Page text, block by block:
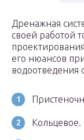
Дренажная
своей работой
его нюансов
водоотведения
Кольцевое.